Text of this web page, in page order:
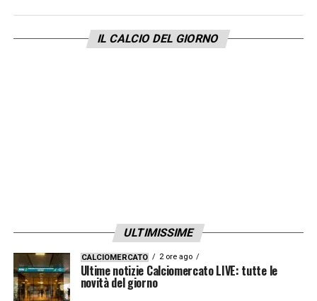
IL CALCIO DEL GIORNO
ULTIMISSIME
CALCIOMERCATO 2 ore ago
Ultime notizie Calciomercato LIVE: tutte le
novità del giorno